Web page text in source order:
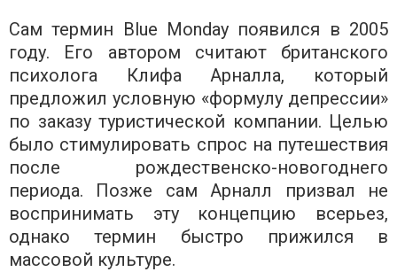
Сам термин Blue Monday появился в 2005
году. Его автором считают британского
психолога Клифа Арналла, который
предложил условную «формулу депрессии»
по заказу туристической компании. Целью
было стимулировать спрос на путешествия
после рождественско-новогоднего
периода. Позже сам Арналл призвал не
воспринимать эту концепцию всерьез,
однако термин быстро прижился в
массовой культуре.